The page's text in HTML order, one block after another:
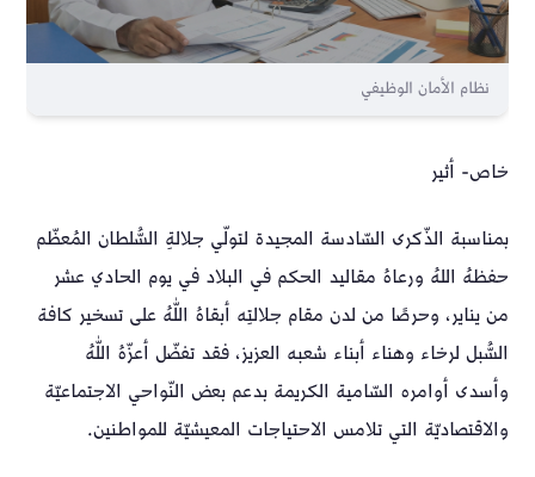
نظام الأمان الوظيفي
خاص- أثير
بمناسبة الذّكرى السّادسة المجيدة لتولّي جلالةِ السُّلطان المُعظّم
حفظهُ اللهُ ورعاهُ مقاليد الحكم في البلاد في يوم الحادي عشر
من يناير، وحرصًا من لدن مقام جلالتِه أبقاهُ اللّٰهُ على تسخير كافة
السُّبل لرخاء وهناء أبناء شعبه العزيز، فقد تفضّل أعزّهُ اللّٰهُ
وأسدى أوامره السّامية الكريمة بدعم بعض النّواحي الاجتماعيّة
والاقتصاديّة التي تلامس الاحتياجات المعيشيّة للمواطنين.